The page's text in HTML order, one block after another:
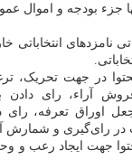
جزء بودجه و اموال
نامزدهای
در جهت تحریک‌،
آراء‌، رای دادن
اوراق تعرفه‌، رای
رای‌گیری و شمارش
جهت ایجاد رعب و